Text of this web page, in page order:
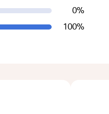
0%
100%